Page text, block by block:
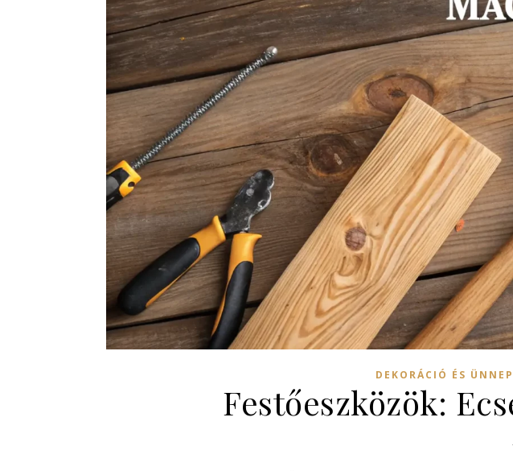
DEKORÁCIÓ ÉS
Festőeszközök: